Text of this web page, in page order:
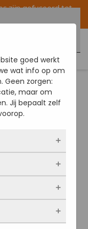
zijn gefuseerd tot
en Voordelen
zijn een
van hoge
goed werkt
wat info op om
Geen zorgen:
maar om
Jij bepaalt zelf
de website
actief en
worden
zoals
je
je browser
onze site
vandaan
zijn. Zo
gegevens.